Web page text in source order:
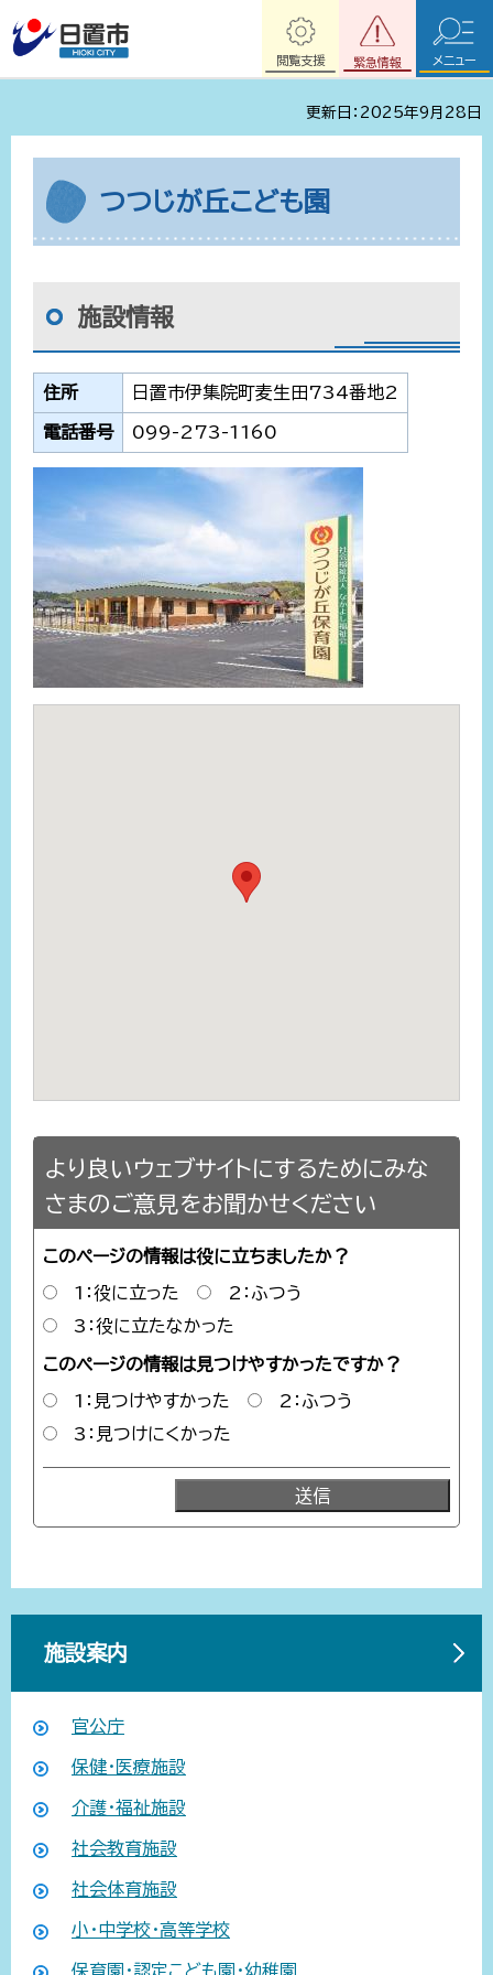
緊急情報
閲覧支援 メニュー
更新日：2025年9月28日
つつじが丘こども園
施設情報
住所 日置市伊集院町麦生田734番地2
電話番号 099-273-1160
より良いウェブサイトにするためにみな
さまのご意見をお聞かせください
このページの情報は役に立ちましたか？
1：役に立った
2：ふつう
3：役に立たなかった
このページの情報は見つけやすかったですか？
1：見つけやすかった
2：ふつう
3：見つけにくかった
施設案内
官公庁
保健・医療施設
介護・福祉施設
社会教育施設
社会体育施設
小・中学校・高等学校
保育園・認定こども園・幼稚園